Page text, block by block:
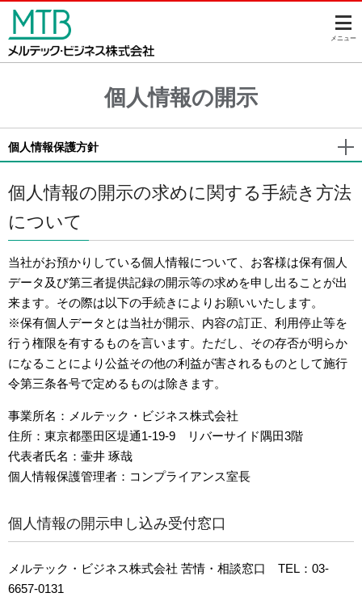
メニュー
個人情報の開示
個人情報保護方針
個人情報の開示の求めに関する手続き方法
について
当社がお預かりしている個人情報について、お客様は保有個人
データ及び第三者提供記録の開示等の求めを申し出ることが出
来ます。その際は以下の手続きによりお願いいたします。
※保有個人データとは当社が開示、内容の訂正、利用停止等を
行う権限を有するものを言います。ただし、その存否が明らか
になることにより公益その他の利益が害されるものとして施行
令第三条各号で定めるものは除きます。
事業所名：メルテック・ビジネス株式会社
住所：東京都墨田区堤通1-19-9 リバーサイド隅田3階
代表者氏名：壷井 琢哉
個人情報保護管理者：コンプライアンス室長
個人情報の開示申し込み受付窓口
メルテック・ビジネス株式会社 苦情・相談窓口 TEL：03-
6657-0131